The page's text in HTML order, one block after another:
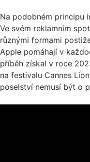
Na podobném principu
Ve svém reklamním
různými formami
Apple pomáhají v
příběh získal v roce
na festivalu Cannes
poselství nemusí být o